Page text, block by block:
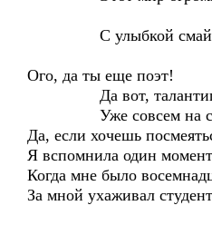
С улыбкой
Ого, да ты еще поэт!
Да вот,
Уже совсем на
Да, если хочешь
Я вспомнила один
Когда мне было
За мной ухаживал